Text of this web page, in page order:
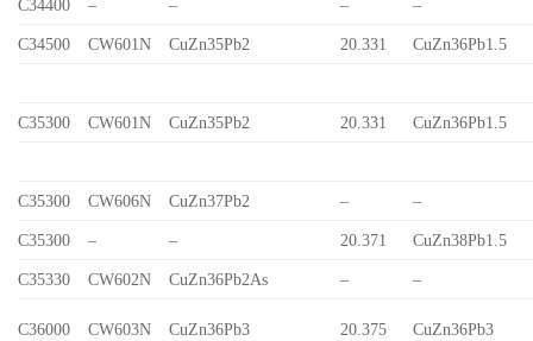
C34400 – – – –
C34500 CW601N CuZn35Pb2 20.331 CuZn36Pb1.5
C35300 CW601N CuZn35Pb2 20.331 CuZn36Pb1.5
C35300 CW606N CuZn37Pb2 – –
C35300 – – 20.371 CuZn38Pb1.5
C35330 CW602N CuZn36Pb2As – –
C36000 CW603N CuZn36Pb3 20.375 CuZn36Pb3